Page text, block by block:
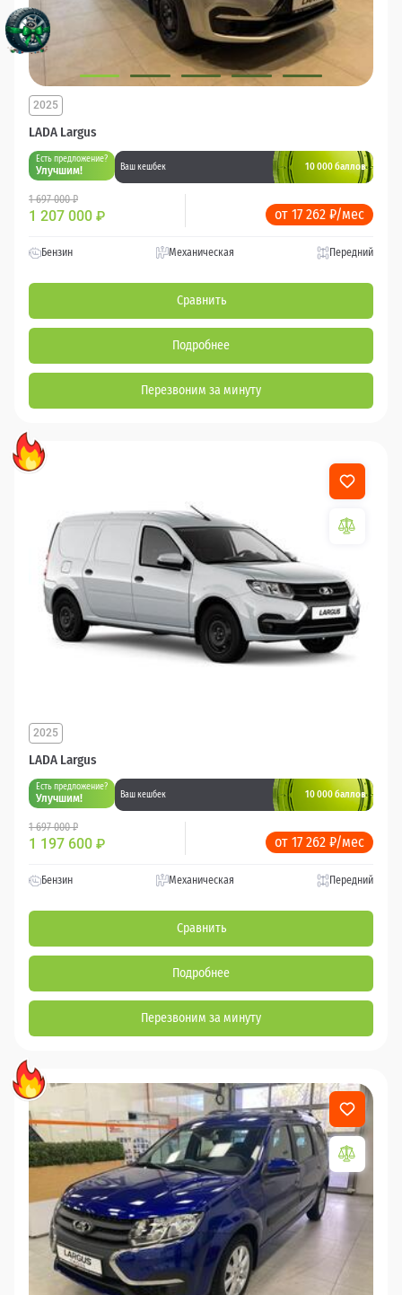
LADA Largus
2025
Есть предложение?
Улучшим! Ваш кешбек 10 000 баллов
1 697 000 ₽
1 207 000 ₽ от 17 262 ₽/мес
Бензин Механическая Передний
Сравнить
Подробнее
Перезвоним за минуту
LADA Largus
2025
Есть предложение?
Улучшим! Ваш кешбек 10 000 баллов
1 697 000 ₽
1 197 600 ₽ от 17 262 ₽/мес
Бензин Механическая Передний
Сравнить
Подробнее
Перезвоним за минуту